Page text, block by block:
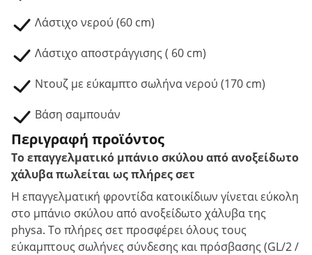
Λάστιχο νερού (60 cm)
Λάστιχο αποστράγγισης ( 60 cm)
Ντουζ με εύκαμπτο σωλήνα νερού (170 cm)
Βάση σαμπουάν
Περιγραφή προϊόντος
Το επαγγελματικό μπάνιο σκύλου από ανοξείδωτο
χάλυβα πωλείται ως πλήρες σετ
Η επαγγελματική φροντίδα κατοικίδιων γίνεται εύκολη
στο μπάνιο σκύλου από ανοξείδωτο χάλυβα της
physa. Το πλήρες σετ προσφέρει όλους τους
εύκαμπτους σωλήνες σύνδεσης και πρόσβασης (GL/2 /